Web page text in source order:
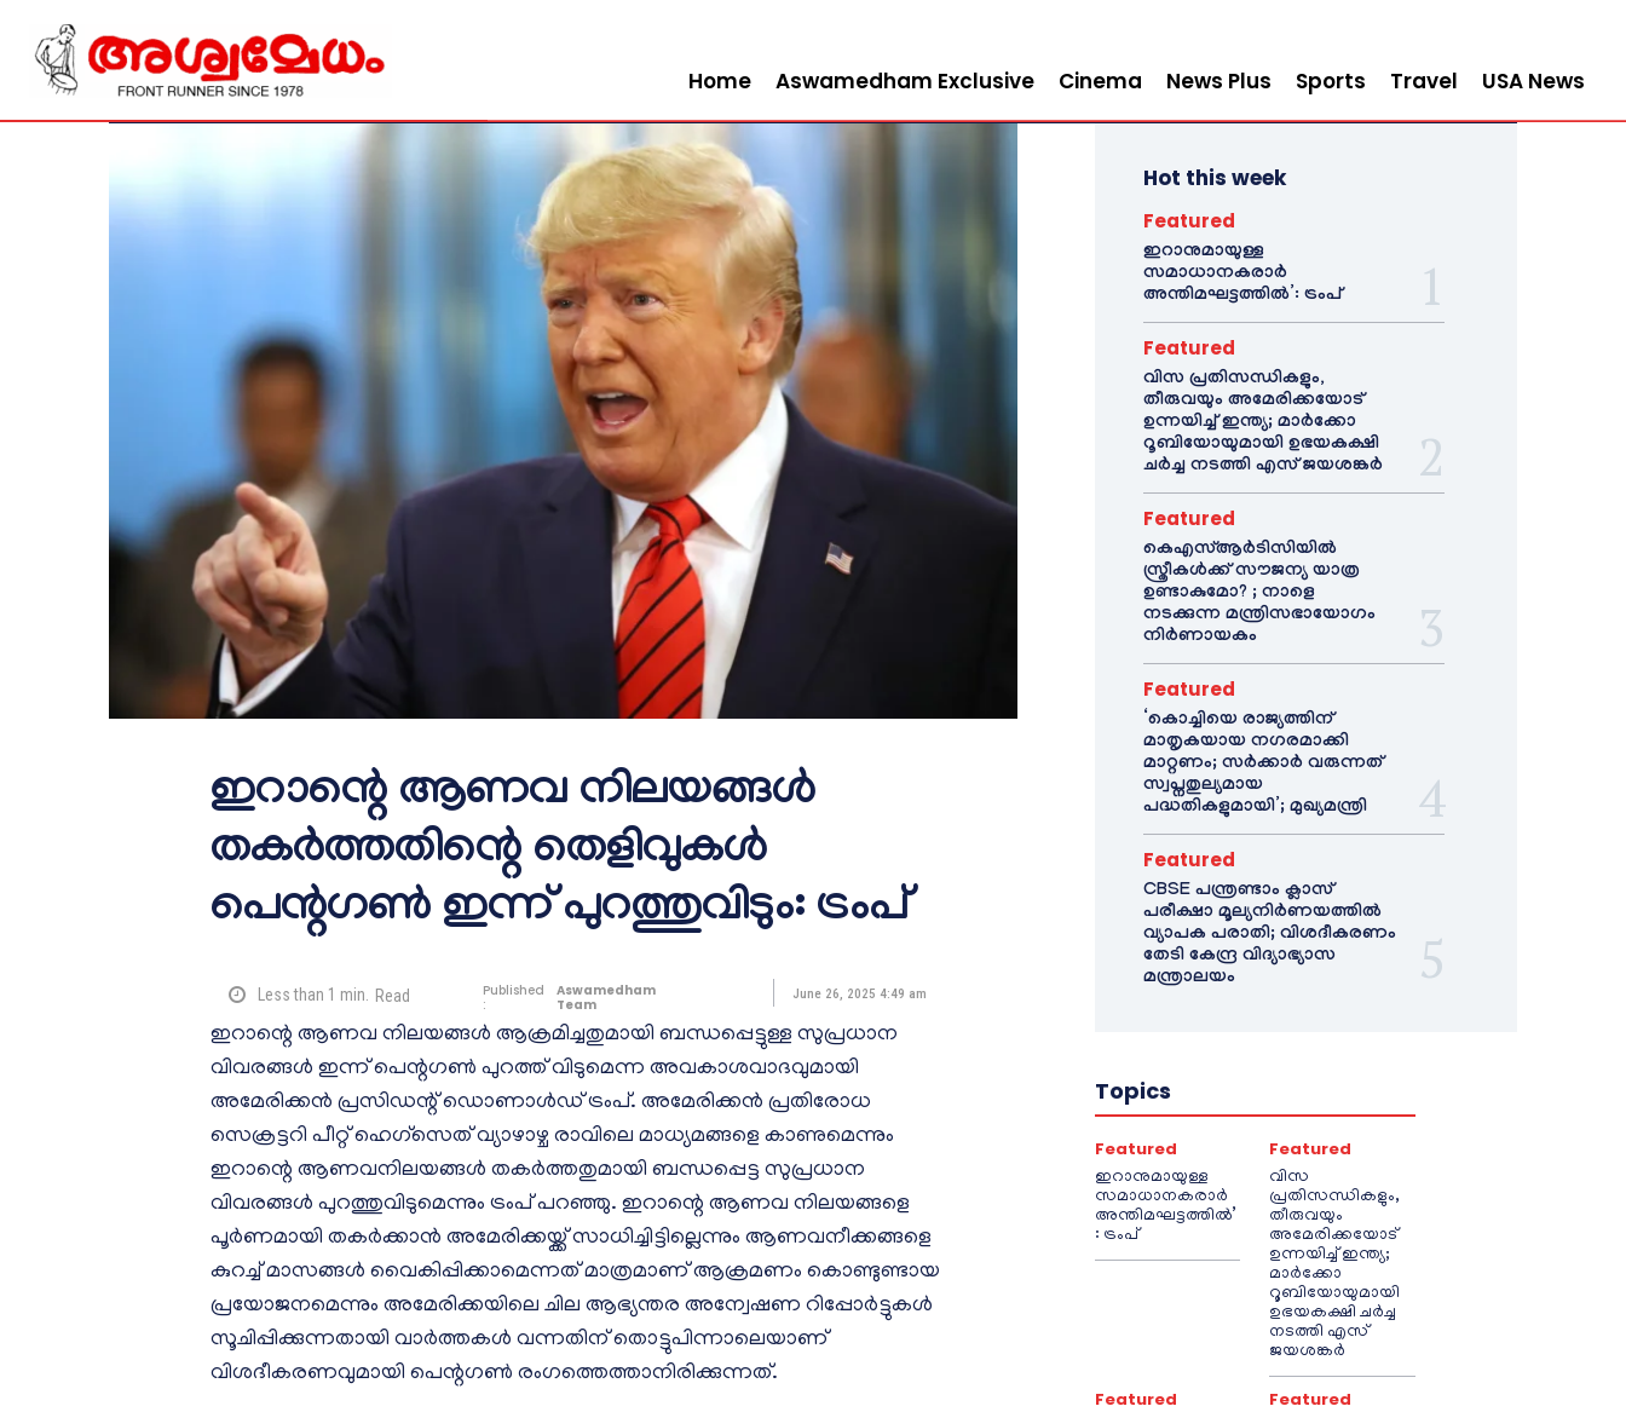
Home Aswamedham Exclusive Cinema News Plus Sports Travel USA News
ഇറാന്റെ ആണവ നിലയങ്ങള്‍
തകര്‍ത്തതിന്റെ തെളിവുകള്‍
പെന്റഗണ്‍ ഇന്ന് പുറത്തുവിടും: ട്രംപ്
Less than 1 min. Read
Published
:
Aswamedham
Team
June 26, 2025 4:49 am
ഇറാന്റെ ആണവ നിലയങ്ങള്‍ ആക്രമിച്ചതുമായി ബന്ധപ്പെട്ടുള്ള സുപ്രധാന
വിവരങ്ങള്‍ ഇന്ന് പെന്റഗണ്‍ പുറത്ത് വിടുമെന്ന അവകാശവാദവുമായി
അമേരിക്കന്‍ പ്രസിഡന്റ് ഡൊണാള്‍ഡ് ട്രംപ്. അമേരിക്കന്‍ പ്രതിരോധ
സെക്രട്ടറി പീറ്റ് ഹെഗ്‌സെത് വ്യാഴാഴ്ച രാവിലെ മാധ്യമങ്ങളെ കാണുമെന്നും
ഇറാന്റെ ആണവനിലയങ്ങള്‍ തകര്‍ത്തതുമായി ബന്ധപ്പെട്ട സുപ്രധാന
വിവരങ്ങള്‍ പുറത്തുവിടുമെന്നും ട്രംപ് പറഞ്ഞു. ഇറാന്റെ ആണവ നിലയങ്ങളെ
പൂര്‍ണമായി തകര്‍ക്കാന്‍ അമേരിക്കയ്ക്ക് സാധിച്ചിട്ടില്ലെന്നും ആണവനീക്കങ്ങളെ
കുറച്ച് മാസങ്ങള്‍ വൈകിപ്പിക്കാമെന്നത് മാത്രമാണ് ആക്രമണം കൊണ്ടുണ്ടായ
പ്രയോജനമെന്നും അമേരിക്കയിലെ ചില ആഭ്യന്തര അന്വേഷണ റിപ്പോര്‍ട്ടുകള്‍
സൂചിപ്പിക്കുന്നതായി വാര്‍ത്തകള്‍ വന്നതിന് തൊട്ടുപിന്നാലെയാണ്
വിശദീകരണവുമായി പെന്റഗണ്‍ രംഗത്തെത്താനിരിക്കുന്നത്.
Hot this week
Featured
ഇറാനുമായുള്ള
സമാധാനകരാർ
അന്തിമഘട്ടത്തിൽ‌’: ട്രംപ്
Featured
വിസ പ്രതിസന്ധികളും,
തീരുവയും അമേരിക്കയോട്
ഉന്നയിച്ച് ഇന്ത്യ; മാർക്കോ
റൂബിയോയുമായി ഉഭയകക്ഷി
ചർച്ച നടത്തി എസ് ജയശങ്കർ
Featured
കെഎസ്ആർടിസിയിൽ
സ്ത്രീകൾക്ക് സൗജന്യ യാത്ര
ഉണ്ടാകുമോ? ; നാളെ
നടക്കുന്ന മന്ത്രിസഭായോഗം
നിർണായകം
Featured
‘കൊച്ചിയെ രാജ്യത്തിന്
മാതൃകയായ നഗരമാക്കി
മാറ്റണം; സർക്കാർ വരുന്നത്
സ്വപ്നതുല്യമായ
പദ്ധതികളുമായി’; മുഖ്യമന്ത്രി
Featured
CBSE പന്ത്രണ്ടാം ക്ലാസ്
പരീക്ഷാ മൂല്യനിർണയത്തിൽ
വ്യാപക പരാതി; വിശദീകരണം
തേടി കേന്ദ്ര വിദ്യാഭ്യാസ
മന്ത്രാലയം
Topics
Featured
ഇറാനുമായുള്ള
സമാധാനകരാർ
അന്തിമഘട്ടത്തിൽ‌’
: ട്രംപ്
Featured
വിസ
പ്രതിസന്ധികളും,
തീരുവയും
അമേരിക്കയോട്
ഉന്നയിച്ച് ഇന്ത്യ;
മാർക്കോ
റൂബിയോയുമായി
ഉഭയകക്ഷി ചർച്ച
നടത്തി എസ്
ജയശങ്കർ
Featured Featured